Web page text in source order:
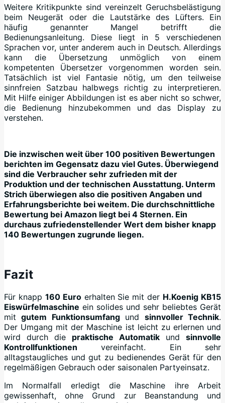
Weitere Kritikpunkte sind vereinzelt Geruchsbelästigung
beim Neugerät oder die Lautstärke des Lüfters. Ein
häufig genannter Mangel betrifft die
Bedienungsanleitung. Diese liegt in 5 verschiedenen
Sprachen vor, unter anderem auch in Deutsch. Allerdings
kann die Übersetzung unmöglich von einem
kompetenten Übersetzer vorgenommen worden sein.
Tatsächlich ist viel Fantasie nötig, um den teilweise
sinnfreien Satzbau halbwegs richtig zu interpretieren.
Mit Hilfe einiger Abbildungen ist es aber nicht so schwer,
die Bedienung hinzubekommen und das Display zu
verstehen.
Die inzwischen weit über 100 positiven Bewertungen
berichten im Gegensatz dazu viel Gutes. Überwiegend
sind die Verbraucher sehr zufrieden mit der
Produktion und der technischen Ausstattung. Unterm
Strich überwiegen also die positiven Angaben und
Erfahrungsberichte bei weitem. Die durchschnittliche
Bewertung bei Amazon liegt bei 4 Sternen. Ein
durchaus zufriedenstellender Wert dem bisher knapp
140 Bewertungen zugrunde liegen.
Fazit
Für knapp 160 Euroerhalten Sie mit der H.Koenig KB15
Eiswürfelmaschine ein solides und sehr beliebtes Gerät
mitgutem Funktionsumfangund sinnvoller Technik.
Der Umgang mit der Maschine ist leicht zu erlernen und
wird durch die praktische Automatik und sinnvolle
Kontrollfunktionen vereinfacht. Ein sehr
alltagstaugliches und gut zu bedienendes Gerät für den
regelmäßigen Gebrauch oder saisonalen Partyeinsatz.
Im Normalfall erledigt die Maschine ihre Arbeit
gewissenhaft, ohne Grund zur Beanstandung und